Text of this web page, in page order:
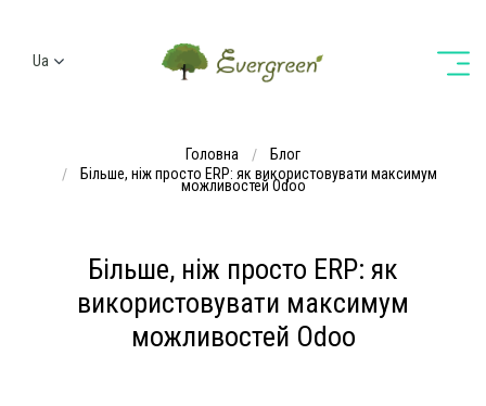
Ua
Головна
Блог
Більше, ніж просто ERP: як використовувати максимум
можливостей Odoo
Більше, ніж просто ERP: як
використовувати максимум
можливостей Odoo